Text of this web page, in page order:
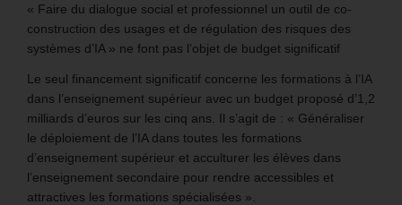
« Faire du dialogue social et professionnel un outil de co-
construction des usages et de régulation des risques des
systèmes d’IA » ne font pas l’objet de budget significatif
Le seul financement significatif concerne les formations à l’IA
dans l’enseignement supérieur avec un budget proposé d’1,2
milliards d’euros sur les cinq ans. Il s’agit de : « Généraliser
le déploiement de l’IA dans toutes les formations
d’enseignement supérieur et acculturer les élèves dans
l’enseignement secondaire pour rendre accessibles et
attractives les formations spécialisées ».